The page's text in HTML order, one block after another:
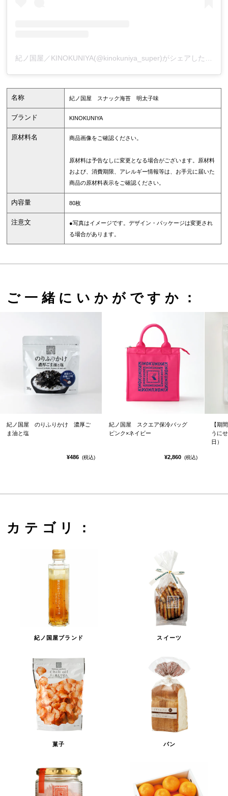
名称 紀ノ国屋 スナック海苔 明太子味
ブランド KINOKUNIYA
原材料名 商品画像をご確認ください。
原材料は予告なしに変更となる場合がございます。原材料
および、消費期限、アレルギー情報等は、お手元に届いた
商品の原材料表示をご確認ください。
内容量 80枚
注意文
●写真はイメージです。デザイン・パッケージは変更され
る場合があります。
ご一緒にいかがですか：
紀ノ国屋 のりふりかけ 濃厚ご
ま油と塩
¥486 (税込)
紀ノ国屋 スクエア保冷バッグ
ピンク×ネイビー
¥2,860 (税込)
【期
うに
日）
カテゴリ：
紀ノ国屋ブランド スイーツ
菓子 パン